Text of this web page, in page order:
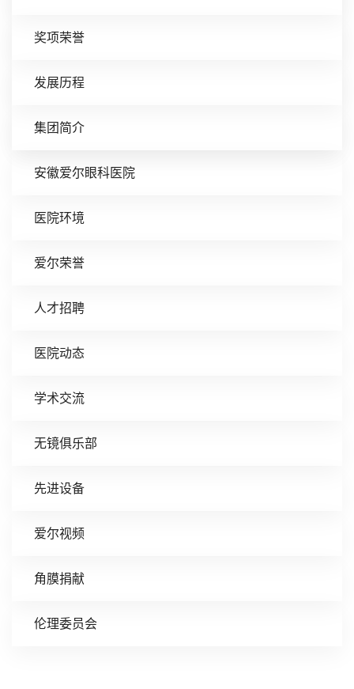
奖项荣誉
发展历程
集团简介
安徽爱尔眼科医院
医院环境
爱尔荣誉
人才招聘
医院动态
学术交流
无镜俱乐部
先进设备
爱尔视频
角膜捐献
伦理委员会